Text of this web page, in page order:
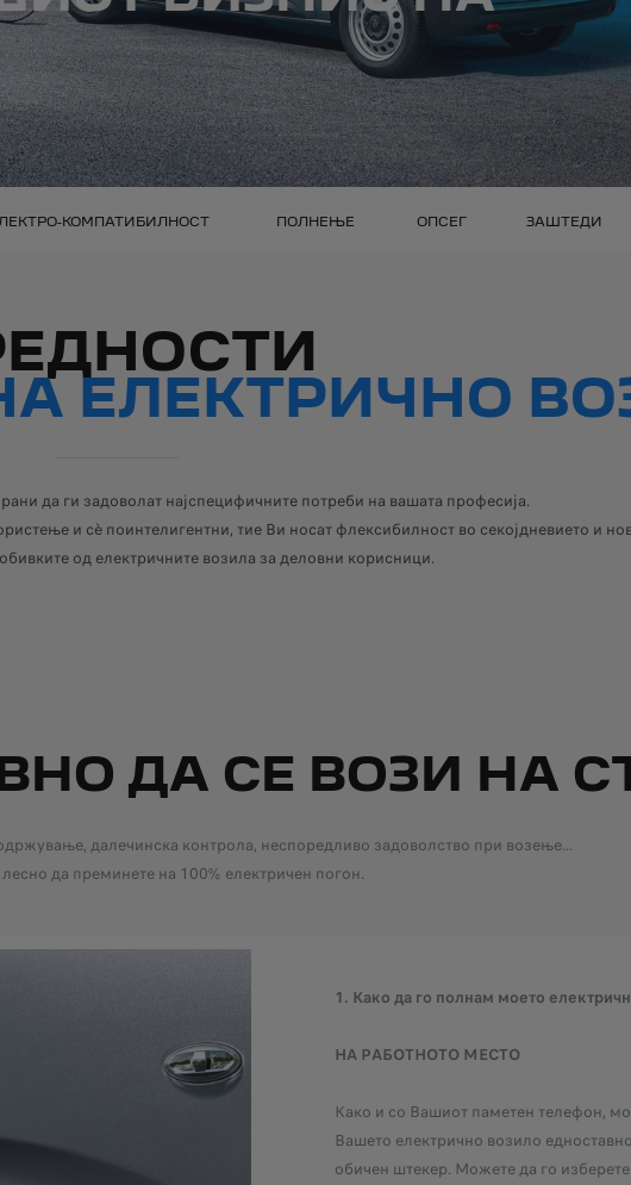
КОМПАТИБИЛНОСТ ПОЛНЕЊЕ ОПСЕГ ЗАШТЕДИ
ЕЛЕКТРИЧНО
да ги задоволат најспецифичните потреби на вашата професија.
и сè поинтелигентни, тие Ви носат флексибилност во секојдневието и
од електричните возила за деловни корисници.
ДА СЕ ВОЗИ НА
далечинска контрола, неспоредливо задоволство при возење...
лесно да преминете на 100% електричен погон.
1. Како да го полнам моето
НА РАБОТНОТО МЕСТО
Како и со Вашиот паметен телефон,
Вашето електрично возило
обичен штекер. Можете да го